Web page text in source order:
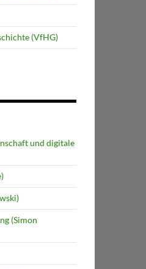
(VfHG)
und digitale
(Simon